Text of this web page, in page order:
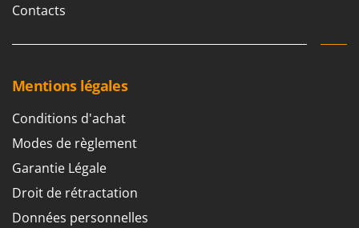
Pompes immergées électriques
Presses à pellets
Pressoirs à fruits
Pulvérisateurs
Gipeco
GRAEF
Gre
GreenBay
Greenworks
GRIFO
GVS
Contacts
Mentions légales
Conditions d'achat
Modes de règlement
Garantie Légale
Droit de rétractation
Données personnelles